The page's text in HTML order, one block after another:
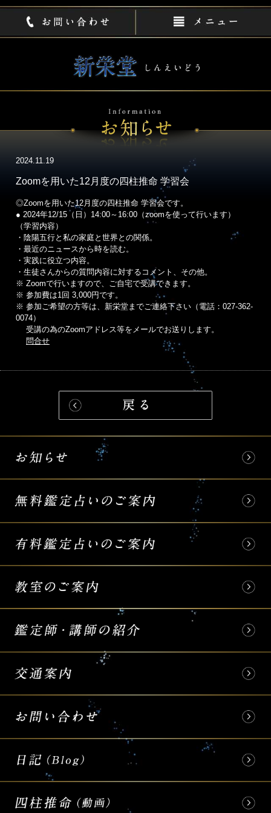
2024.11.19
Zoomを用いた12月度の四柱推命 学習会
◎Zoomを用いた12月度の四柱推命 学習会です。
● 2024年12/15（日）14:00～16:00（zoomを使って行います）
（学習内容）
・陰陽五行と私の家庭と世界との関係。
・最近のニュースから時を読む。
・実践に役立つ内容。
・生徒さんからの質問内容に対するコメント、その他。
※ Zoomで行いますので、ご自宅で受講できます。
※ 参加費は1回 3,000円です。
※ 参加ご希望の方等は、新栄堂までご連絡下さい（電話：027-362-
0074）
受講の為のZoomアドレス等をメールでお送りします。
問合せ